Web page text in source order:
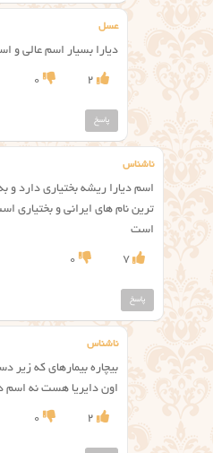
عسل
دیارا بسیار اسم عالی و
2
0
پاسخ
ناشناس
اسم دیارا ریشه بختیاری دارد و
ترین نام های ایرانی و بختیاری
است
7
0
پاسخ
ناشناس
بیچاره بیمارهای که زیر
اون دایریا هست نه اسم
2
0